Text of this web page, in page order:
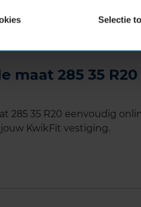
Selectie
veilige band. Een
maat 285 35
285 35 R20 eenvoudig
KwikFit vestiging.